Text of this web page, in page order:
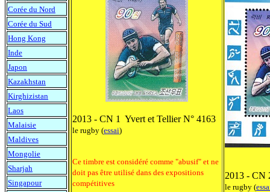
2013 - CN 1 Yvert et Tellier N° 4163
le rugby (essai)
Ce timbre est considéré comme "abusif" et ne
doit pas être utilisé dans des expositions
compétitives
2013 - CN
le rugby (
Corée du Nord
Corée du Sud
Hong Kong
Inde
Japon
Kazakhstan
Kirghizistan
Laos
Malaisie
Maldives
Mongolie
Sharjah
Singapour